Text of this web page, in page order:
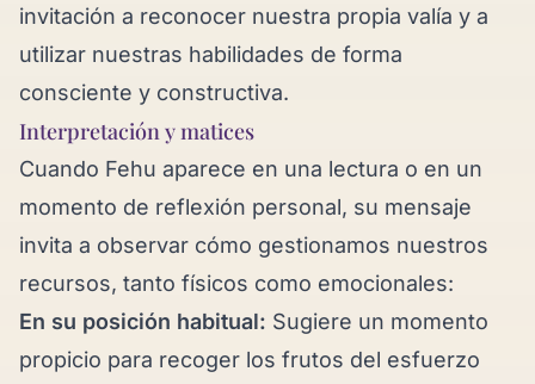
invitación a reconocer nuestra propia valía y a
utilizar nuestras habilidades de forma
consciente y constructiva.
Interpretación y matices
Cuando Fehu aparece en una lectura o en un
momento de reflexión personal, su mensaje
invita a observar cómo gestionamos nuestros
recursos, tanto físicos como emocionales:
En su posición habitual: Sugiere un momento
propicio para recoger los frutos del esfuerzo